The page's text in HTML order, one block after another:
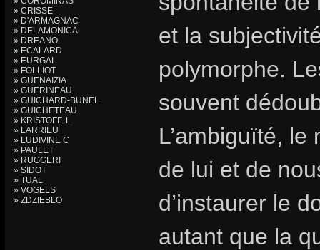
» CRISSE
» D'ARMAGNAC
» DELAMONICA
» DREANO
» ECALARD
» EURGAL
» FOLLIOT
» GUENAIZIA
» GUERINEAU
» GUICHARD-BUNEL
» GUICHETEAU
» KRISTOFF. L
» LARRIEU
» LUDIVINE C
» PAULET
» RUGGERI
» SIDOT
» TUAL
» VOGELS
» ZDZIEBLO
et la
polymorphe.
souvent
L’ambiguïté,
de lui et de
d’instaurer le
autant que la